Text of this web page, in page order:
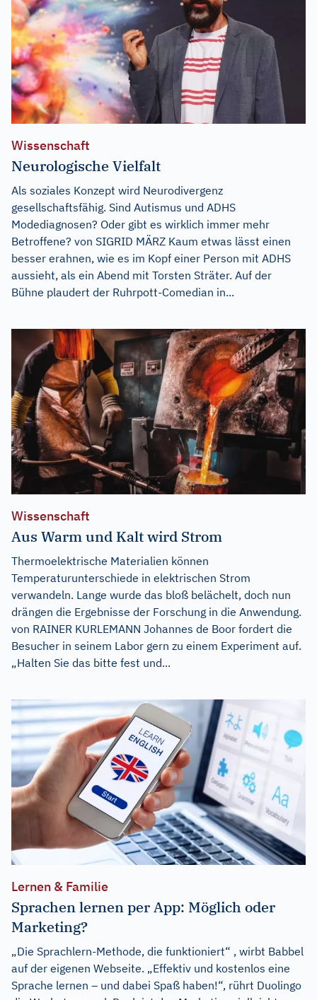
Wissenschaft
Neurologische Vielfalt
Als soziales Konzept wird Neurodivergenz
gesellschaftsfähig. Sind Autismus und ADHS
Modediagnosen? Oder gibt es wirklich immer mehr
Betroffene? von SIGRID MÄRZ Kaum etwas lässt einen
besser erahnen, wie es im Kopf einer Person mit ADHS
aussieht, als ein Abend mit Torsten Sträter. Auf der
Bühne plaudert der Ruhrpott-Comedian in...
Wissenschaft
Aus Warm und Kalt wird Strom
Thermoelektrische Materialien können
Temperaturunterschiede in elektrischen Strom
verwandeln. Lange wurde das bloß belächelt, doch nun
drängen die Ergebnisse der Forschung in die Anwendung.
von RAINER KURLEMANN Johannes de Boor fordert die
Besucher in seinem Labor gern zu einem Experiment auf.
„Halten Sie das bitte fest und...
Lernen & Familie
Sprachen lernen per App: Möglich oder
Marketing?
„Die Sprachlern-Methode, die funktioniert“ , wirbt Babbel
auf der eigenen Webseite. „Effektiv und kostenlos eine
Sprache lernen – und dabei Spaß haben!“, rührt Duolingo